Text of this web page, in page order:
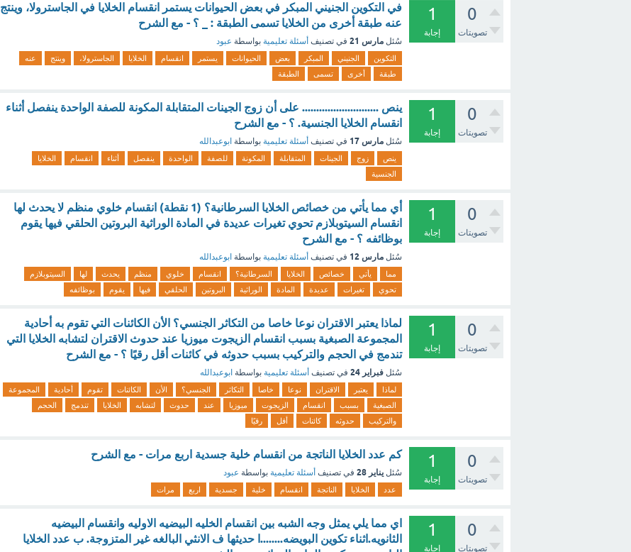
0
تصويتات
1
إجابة
في التكوين الجنيني المبكر في بعض الحيوانات يستمر انقسام الخلايا في الجاسترولا، وينتج
عنه طبقة أخرى من الخلايا تسمى الطبقة : _ ؟ - مع الشرح
سُئل مارس 21 في تصنيف أسئلة تعليمية بواسطة عبود
التكوين الجنيني المبكر بعض الحيوانات يستمر انقسام الخلايا الجاسترولا، وينتج
عنه
طبقة
أخرى تسمى الطبقة
0
تصويتات
1
إجابة
ينص ........................... على أن زوج الجينات المتقابلة المكونة للصفة الواحدة ينفصل أثناء
انقسام الخلايا الجنسية. ؟ - مع الشرح
سُئل مارس 17 في تصنيف أسئلة تعليمية بواسطة ابوعبدالله
ينص زوج الجينات المتقابلة المكونة للصفة الواحدة ينفصل أثناء انقسام
الخلايا
الجنسية
0
تصويتات
1
إجابة
أي مما يأتي من خصائص الخلايا السرطانية؟ (1 نقطة) انقسام خلوي منظم لا يحدث لها
انقسام السيتوبلازم تحوي تغيرات عديدة في المادة الوراثية البروتين الحلقي فيها يقوم
بوظائفه ؟ - مع الشرح
سُئل مارس 12 في تصنيف أسئلة تعليمية بواسطة ابوعبدالله
مما يأتي خصائص الخلايا السرطانية؟ انقسام خلوي منظم يحدث لها
السيتوبلازم
تحوي
تغيرات عديدة المادة الوراثية البروتين الحلقي فيها يقوم بوظائفه
0
تصويتات
1
إجابة
لماذا يعتبر الاقتران نوعا خاصا من التكاثر الجنسي؟ الأن الكائنات التي تقوم به أحادية
المجموعة الصبغية بسبب انقسام الزيجوت ميوزيا عند حدوث الاقتران لتشابه الخلايا التي
تندمج في الحجم والتركيب بسبب حدوثه في كائنات أقل رقيًا ؟ - مع الشرح
سُئل فبراير 24 في تصنيف أسئلة تعليمية بواسطة ابوعبدالله
لماذا يعتبر الاقتران نوعا خاصا التكاثر الجنسي؟ الأن الكائنات تقوم أحادية
المجموعة
الصبغية
بسبب انقسام الزيجوت ميوزيا عند حدوث لتشابه الخلايا تندمج
الحجم
والتركيب
حدوثه كائنات أقل رقيًا
0
تصويتات
1
إجابة
كم عدد الخلايا الناتجة من انقسام خلية جسدية اربع مرات - مع الشرح
سُئل يناير 28 في تصنيف أسئلة تعليمية بواسطة عبود
عدد الخلايا الناتجة انقسام خلية جسدية اربع مرات
0
تصويتات
1
إجابة
اي مما يلي يمثل وجه الشبه بين انقسام الخليه البيضيه الاوليه وانقسام البيضيه
الثانويه.اثناء تكوين البويضه........ا حديثها ف الانثي البالغه غير المتزوجة. ب عدد الخلايا